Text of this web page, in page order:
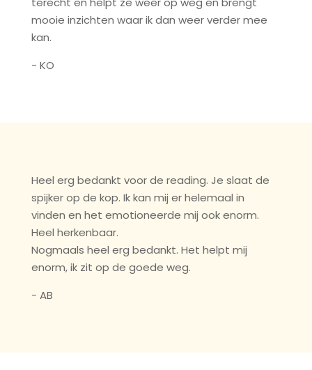
mooie inzichten waar ik dan weer verder mee
kan.
- KO
Heel erg bedankt voor de reading. Je slaat de
spijker op de kop. Ik kan mij er helemaal in
vinden en het emotioneerde mij ook enorm.
Heel herkenbaar.
Nogmaals heel erg bedankt. Het helpt mij
enorm, ik zit op de goede weg.
- AB